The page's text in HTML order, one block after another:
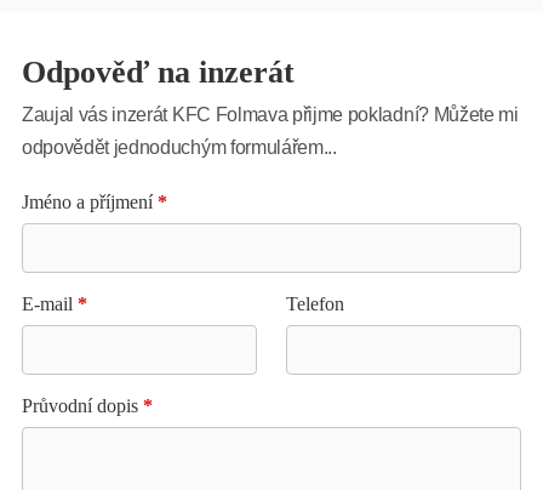
Odpověď na inzerát
Zaujal vás inzerát KFC Folmava přijme pokladní? Můžete mi
odpovědět jednoduchým formulářem...
Jméno a příjmení *
E-mail * Telefon
Průvodní dopis *